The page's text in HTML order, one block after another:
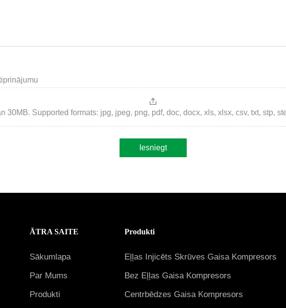
30MB. Supported formats: jpg, jpeg, png, pdf, doc, docx, xls, xlsx, csv, txt, stp,
Iesniegt
ĀTRA SAITE
Sākumlapa
Par Mums
Produkti
Produkti
Eļļas Injicēts Skrūves Gaisa Kompresors
Bez Eļļas Gaisa Kompresors
Centrbēdzes Gaisa Kompresors